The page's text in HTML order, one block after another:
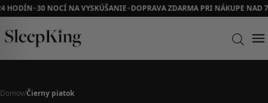
HODÍN✦30 NOCÍ NA VYSKÚŠANIE✦DOPRAVA ZDARMA PRI NÁKUPE NAD
Domov/Čierny piatok